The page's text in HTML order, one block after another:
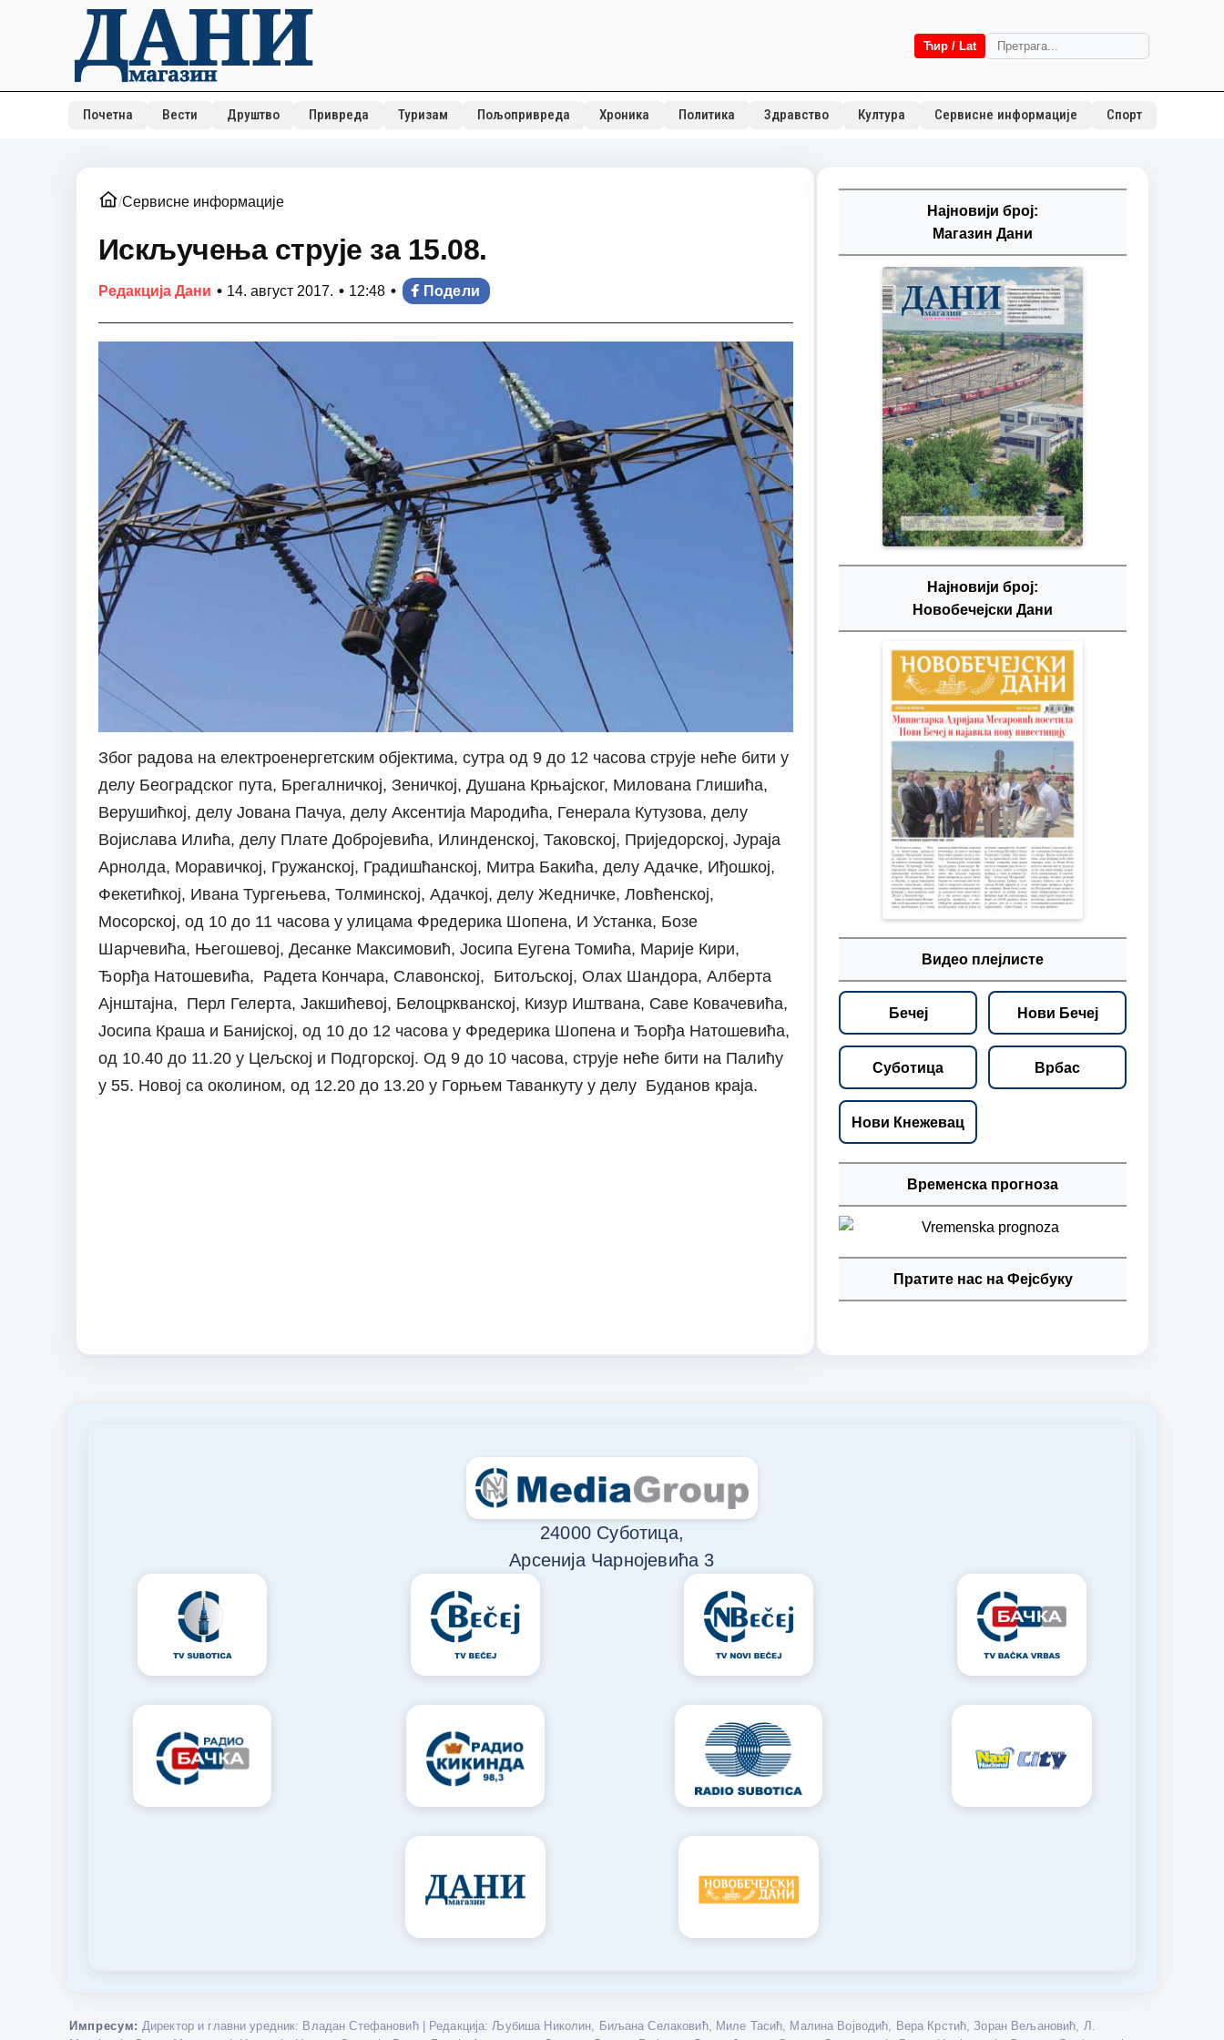
Ћир / Lat
Почетна Вести Друштво Привреда Туризам Пољопривреда Хроника Политика Здравство Култура Сервисне информације Спорт
/Сервисне информације
Искључења струје за 15.08.
Редакција Дани • 14. август 2017. • 12:48 • Подели
Због радова на електроенергетским објектима, сутра од 9 до 12 часова струје неће бити у
делу Београдског пута, Брегалничкој, Зеничкој, Душана Крњајског, Милована Глишића,
Верушићкој, делу Јована Пачуа, делу Аксентија Мародића, Генерала Кутузова, делу
Војислава Илића, делу Плате Добројевића, Илинденској, Таковској, Приједорској, Јураја
Арнолда, Моравичкој, Гружанској, Градишћанској, Митра Бакића, делу Адачке, Иђошкој,
Фекетићкој, Ивана Тургењева, Толминској, Адачкој, делу Жедничке, Ловћенској,
Мосорској, од 10 до 11 часова у улицама Фредерика Шопена, И Устанка, Бозе
Шарчевића, Његошевој, Десанке Максимовић, Јосипа Еугена Томића, Марије Кири,
Ђорђа Натошевића, Радета Кончара, Славонској, Битољској, Олах Шандора, Алберта
Ајнштајна, Перл Гелерта, Јакшићевој, Белоцркванској, Кизур Иштвана, Саве Ковачевића,
Јосипа Краша и Банијској, од 10 до 12 часова у Фредерика Шопена и Ђорђа Натошевића,
од 10.40 до 11.20 у Цељској и Подгорској. Од 9 до 10 часова, струје неће бити на Палићу
у 55. Новој са околином, од 12.20 до 13.20 у Горњем Таванкуту у делу Буданов краја.
Најновији број:
Магазин Дани
Најновији број:
Новобечејски Дани
Видео плејлисте
Бечеј Нови Бечеј
Суботица Врбас
Нови Кнежевац
Временска прогноза
Пратите нас на Фејсбуку
24000 Суботица,
Арсенија Чарнојевића 3
Импресум: Директор и главни уредник: Владан Стефановић | Редакција: Љубиша Николин, Биљана Селаковић, Миле Тасић, Малина Војводић, Вера Крстић, Зоран Вељановић, Л.